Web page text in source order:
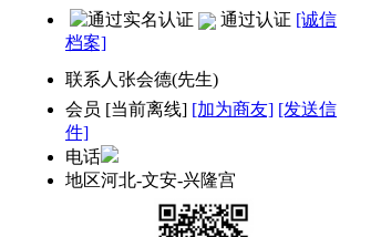
通过认证 [诚信
档案]
联系人 张会德(先生)
会员 [当前离线] [加为商友] [发送信
件]
电话
地区河北-文安-兴隆宫